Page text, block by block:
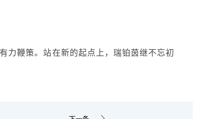
力鞭策。站在新的起点上，瑞铂茵继不忘初